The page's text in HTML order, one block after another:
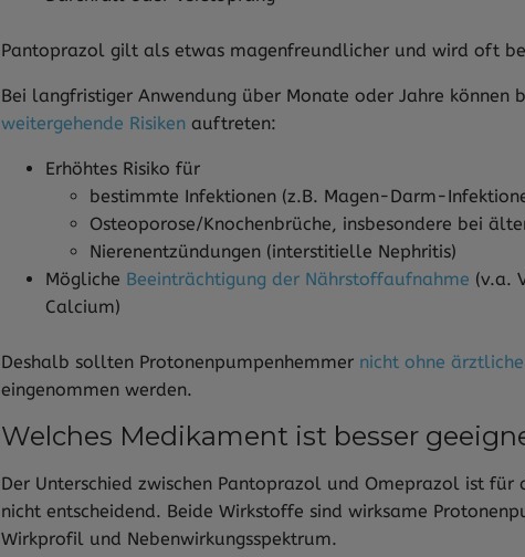
Pantoprazol gilt als etwas magenfreundlicher und wird oft
Bei langfristiger Anwendung über Monate oder Jahre können
weitergehende Risiken auftreten:
Erhöhtes Risiko für
bestimmte Infektionen (z.B. Magen-Darm-
Osteoporose/Knochenbrüche, insbesondere bei
Nierenentzündungen (interstitielle Nephritis)
Mögliche Beeinträchtigung der Nährstoffaufnahme (v.a.
Calcium)
Deshalb sollten Protonenpumpenhemmer nicht ohne
eingenommen werden.
Welches Medikament ist besser
Der Unterschied zwischen Pantoprazol und Omeprazol ist
nicht entscheidend. Beide Wirkstoffe sind wirksame
Wirkprofil und Nebenwirkungsspektrum.